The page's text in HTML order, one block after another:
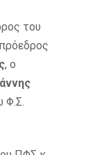
του
, ο
Φ.Σ.